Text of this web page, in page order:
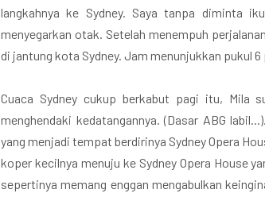
langkahnya ke Sydney. Saya tanpa diminta
menyegarkan otak. Setelah menempuh
di jantung kota Sydney. Jam menunjukkan pukul
Cuaca Sydney cukup berkabut pagi itu, Mila
menghendaki kedatangannya. (Dasar ABG
yang menjadi tempat berdirinya Sydney Opera
koper kecilnya menuju ke Sydney Opera House
sepertinya memang enggan mengabulkan